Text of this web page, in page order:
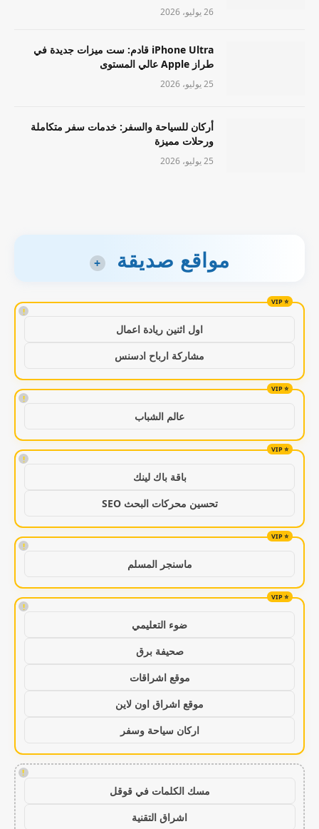
26 يوليو، 2026
iPhone Ultra قادم: ست ميزات جديدة في
طراز Apple عالي المستوى
25 يوليو، 2026
أركان للسياحة والسفر: خدمات سفر متكاملة
ورحلات مميزة
25 يوليو، 2026
مواقع صديقة +
!
اول اثنين ريادة اعمال
مشاركة ارباح ادسنس
!
عالم الشباب
!
باقة باك لينك
تحسين محركات البحث SEO
!
ماسنجر المسلم
!
ضوء التعليمي
صحيفة برق
موقع اشراقات
موقع اشراق اون لاين
اركان سياحة وسفر
!
مسك الكلمات في قوقل
اشراق التقنية